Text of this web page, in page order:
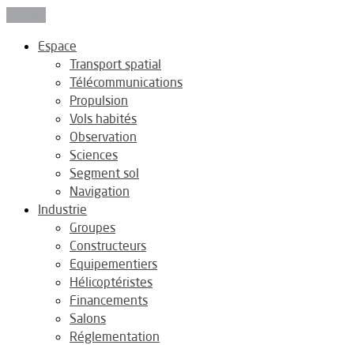
Espace
Transport spatial
Télécommunications
Propulsion
Vols habités
Observation
Sciences
Segment sol
Navigation
Industrie
Groupes
Constructeurs
Equipementiers
Hélicoptéristes
Financements
Salons
Réglementation